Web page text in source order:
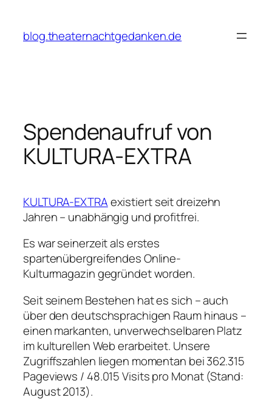
springen
blog.theaternachtgedanken.de
Spendenaufruf von
KULTURA-EXTRA
KULTURA-EXTRAexistiert seit dreizehn
Jahren – unabhängig und profitfrei.
Es war seinerzeit als erstes
spartenübergreifendes Online-
Kulturmagazin gegründet worden.
Seit seinem Bestehen hat es sich – auch
über den deutschsprachigen Raum hinaus –
einen markanten, unverwechselbaren Platz
im kulturellen Web erarbeitet. Unsere
Zugriffszahlen liegen momentan bei 362.315
Pageviews / 48.015 Visits pro Monat (Stand:
August 2013).